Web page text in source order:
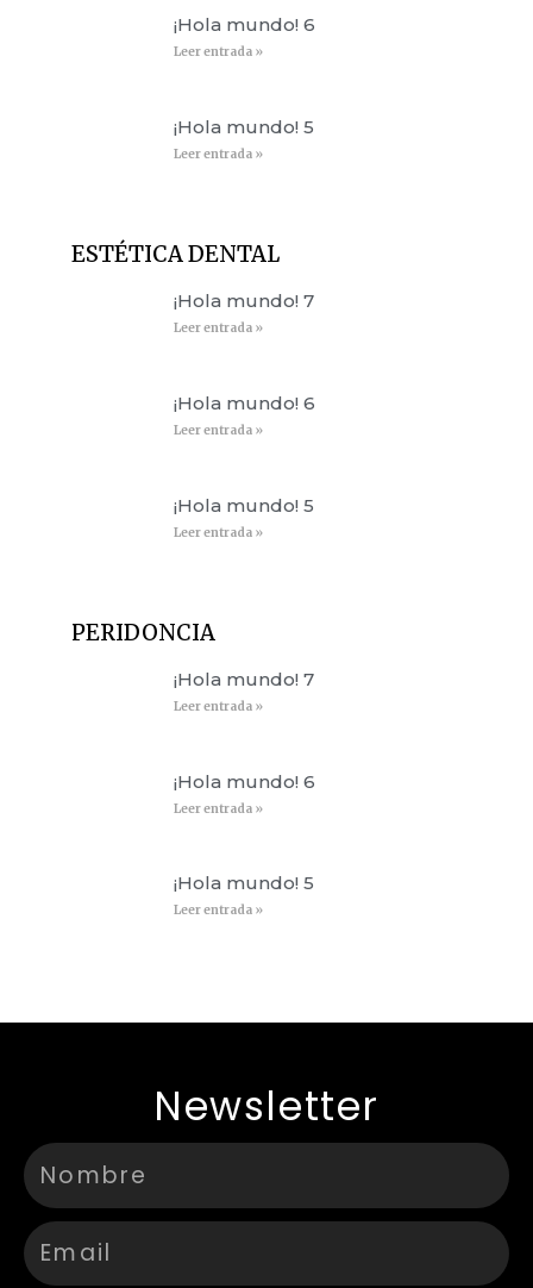
¡Hola mundo! 6
Leer entrada »
¡Hola mundo! 5
Leer entrada »
ESTÉTICA DENTAL
¡Hola mundo! 7
Leer entrada »
¡Hola mundo! 6
Leer entrada »
¡Hola mundo! 5
Leer entrada »
PERIDONCIA
¡Hola mundo! 7
Leer entrada »
¡Hola mundo! 6
Leer entrada »
¡Hola mundo! 5
Leer entrada »
Newsletter